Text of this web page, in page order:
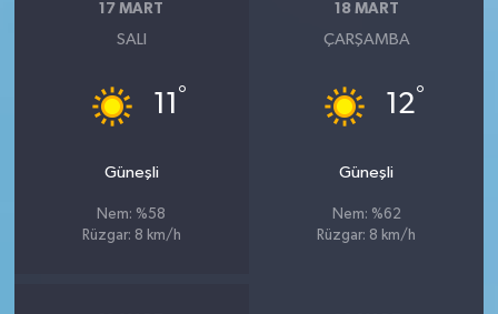
17 MART
SALI
11 °
Güneşli
Nem: %58
Rüzgar: 8 km/h
18 MART
ÇARŞAMBA
12°
Güneşli
Nem: %62
Rüzgar: 8 km/h